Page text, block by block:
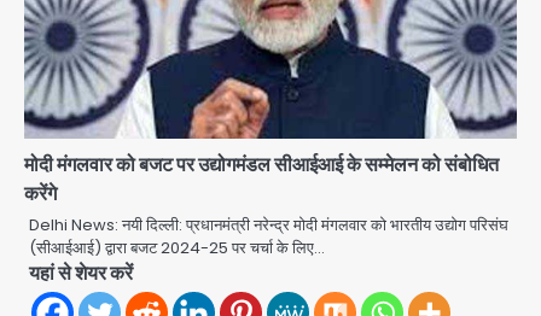
मोदी मंगलवार को बजट पर उद्योगमंडल सीआईआई के सम्मेलन को संबोधित
करेंगे
Delhi News: नयी दिल्ली: प्रधानमंत्री नरेन्द्र मोदी मंगलवार को भारतीय उद्योग परिसंघ
(सीआईआई) द्वारा बजट 2024-25 पर चर्चा के लिए…
यहां से शेयर करें
1
Har Ghar Tiranga Campaign:
गौतमबुद्धनगर में 9 से 17 अगस्त तक चलेगा जन-
जागरूकता महाअभियान, डीएम ने की समीक्षा
बैठक
Avinash Kumar
2
माल की खरीद-फरोख्त करने वाले गिरोह का
भंडाफोड़